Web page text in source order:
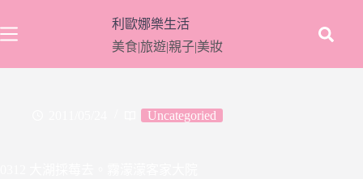
至
要
利歐娜樂生活
美食|旅遊|親子|美妝
Uncategoried